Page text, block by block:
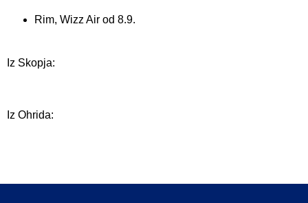
Rim, Wizz Air od 8.9.
Iz Skopja:
Iz Ohrida: